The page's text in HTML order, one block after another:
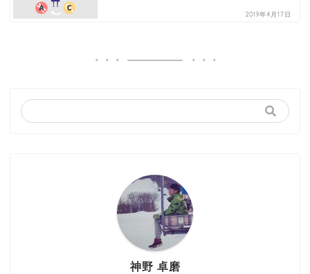
2019年4月17日
神野 卓磨